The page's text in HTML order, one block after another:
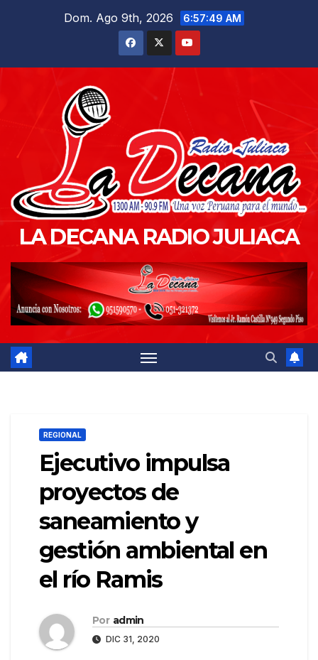
Dom. Ago 9th, 2026 6:57:50 AM
LA DECANA RADIO JULIACA
REGIONAL
Ejecutivo impulsa
proyectos de
saneamiento y
gestión ambiental en
el río Ramis
Por admin
DIC 31, 2020